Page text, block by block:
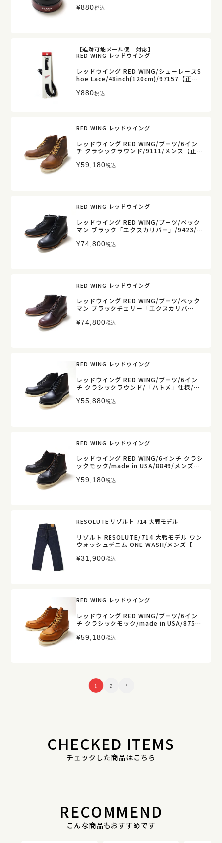
¥880税込
【追跡可能メール便 対応】
RED WING レッドウイング
レッドウイング RED WING/シューレースS
hoe Lace/48inch(120cm)/97157【正規
¥880税込
RED WING レッドウイング
レッドウイング RED WING/ブーツ/6イン
チ クラシックラウンド/9111/メンズ【正規
¥59,180税込
RED WING レッドウイング
レッドウイング RED WING/ブーツ/ベック
マン ブラック「エクスカリバー」/9423/メ
¥74,800税込
RED WING レッドウイング
レッドウイング RED WING/ブーツ/ベック
マン ブラックチェリー「エクスカリバ
¥74,800税込
RED WING レッドウイング
レッドウイング RED WING/ブーツ/6イン
チ クラシックラウンド/「ハトメ」仕様/81
¥55,880税込
RED WING レッドウイング
レッドウイング RED WING/6インチ クラシ
ックモック/made in USA/8849/メンズ
¥59,180税込
RESOLUTE リゾルト 714 大戦モデル
リゾルト RESOLUTE/714 大戦モデル ワン
ウォッシュデニム ONE WASH/メンズ【正
¥31,900税込
RED WING レッドウイング
レッドウイング RED WING/ブーツ/6イン
チ クラシックモック/made in USA/875/
¥59,180税込
1 2
CHECKED ITEMS
チェックした商品はこちら
RECOMMEND
こんな商品もおすすめです